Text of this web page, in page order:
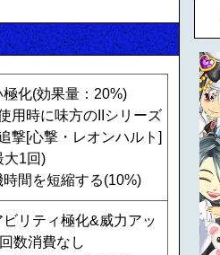
極化(効果量：20%)
用時に味方のIIシリーズ
撃[心撃・レオンハルト]
大1回)
時間を短縮する(10%)
ビリティ極化&威力アッ
数消費なし